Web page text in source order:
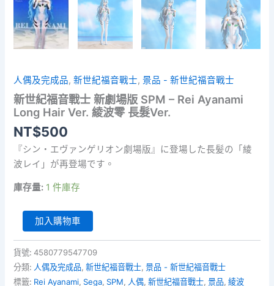
人偶及完成品,新世紀福音戰士,景品 - 新世紀福音戰士
新世紀福音戰士 新劇場版 SPM – Rei Ayanami
Long Hair Ver. 綾波零 長髮Ver.
NT$500
『シン・エヴァンゲリオン劇場版』に登場した長髪の「綾
波レイ」が再登場です。
庫存量: 1 件庫存
紀
福
音
戰
加入購物車
貨號:4580779547709
分類: 人偶及完成品,新世紀福音戰士,景品 - 新世紀福音戰士
標籤: Rei Ayanami, Sega, SPM, 人偶,新世紀福音戰士,景品,綾波